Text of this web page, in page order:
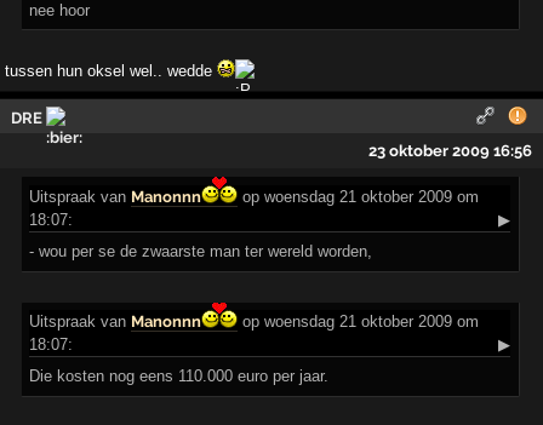
nee hoor
tussen hun oksel wel.. wedde
DRE
23 oktober 2009 16:56
Uitspraak van Manonnn
op woensdag 21 oktober 2009 om
18:07:
▶
- wou per se de zwaarste man ter wereld worden,
Uitspraak van Manonnn
op woensdag 21 oktober 2009 om
18:07:
▶
Die kosten nog eens 110.000 euro per jaar.